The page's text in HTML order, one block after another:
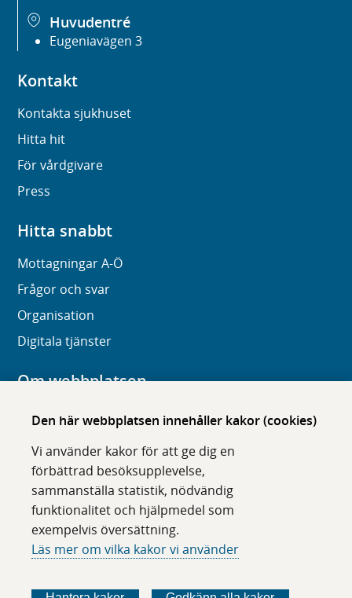
Den här webbplatsen innehåller kakor (cookies)
Vi använder kakor för att ge dig en
förbättrad besöksupplevelse,
sammanställa statistik, nödvändig
funktionalitet och hjälpmedel som
exempelvis översättning.
Läs mer om vilka kakor vi använder
Huvudentré
Eugeniavägen 3
Kontakt
Kontakta sjukhuset
Hitta hit
För vårdgivare
Press
Hitta snabbt
Mottagningar A-Ö
Frågor och svar
Organisation
Digitala tjänster
Om webbplatsen
Om karolinska.se
Tillgänglighet
Om cookies
Följ oss i sociala medier
ö
ö
ö